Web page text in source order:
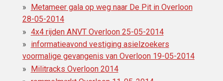
Metameer gala op weg naar De Pit in Overloon
28-05-2014
4x4 rijden ANVT Overloon 25-05-2014
informatieavond vestiging asielzoekers
voormalige gevangenis van Overloon 19-05-2014
Militracks Overloon 2014